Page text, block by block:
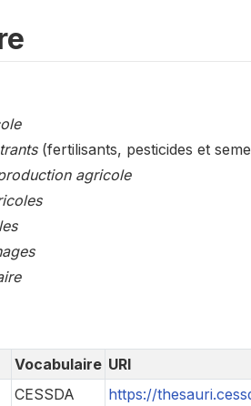
(fertilisants, pesticides et
agricole
Vocabulaire URI
CESSDA
https://